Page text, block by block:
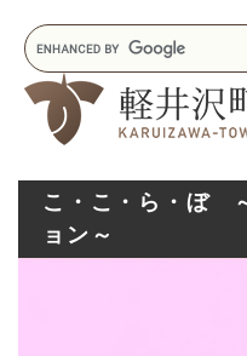
キ
ー
ワ
こ・こ・ら・ぼ
ョン～